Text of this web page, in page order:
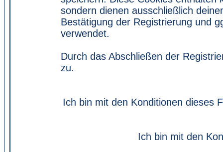
sondern dienen ausschließlich
Bestätigung der Registrierung und
verwendet.
Durch das Abschließen der
zu.
Ich bin mit den Konditionen dieses
Ich bin mit den